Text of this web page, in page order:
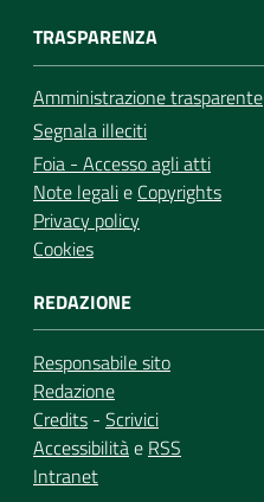
TRASPARENZA
Amministrazione trasparente
Segnala illeciti
Foia - Accesso agli atti
Note legalie Copyrights
Privacy policy
Cookies
REDAZIONE
Responsabile sito
Redazione
Credits - Scrivici
Accessibilitàe RSS
Intranet